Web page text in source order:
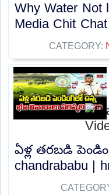
Why Water Not
Media Chit
CATEGORY:
ఏళ్ల తరబడి
chandrababu |